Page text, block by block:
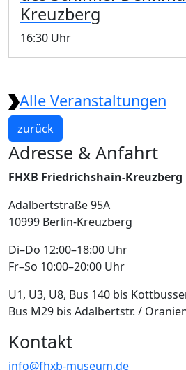
Kreuzberg
16:30 Uhr
Alle Veranstaltungen
zurück
Adresse & Anfahrt
FHXB Friedrichshain-
Adalbertstraße 95A
10999 Berlin-Kreuzberg
Di–Do 12:00–18:00 Uhr
Fr–So 10:00–20:00 Uhr
U1, U3, U8, Bus 140 bis
Bus M29 bis Adalbertstr. /
Kontakt
info@fhxb-museum.de